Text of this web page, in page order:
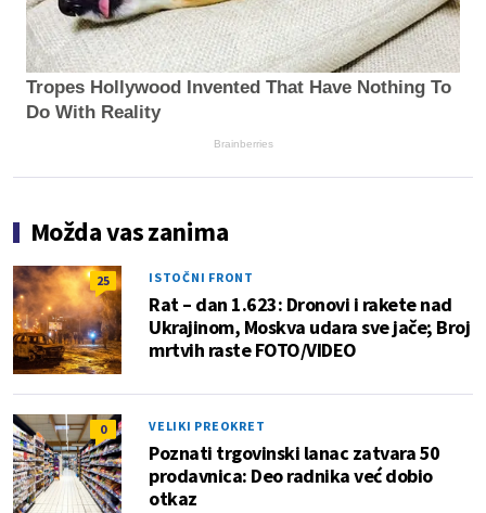
Tropes Hollywood Invented That Have Nothing To
Do With Reality
Brainberries
Možda vas zanima
25 ISTOČNI FRONT
Rat – dan 1.623: Dronovi i rakete nad
Ukrajinom, Moskva udara sve jače; Broj
mrtvih raste FOTO/VIDEO
0 VELIKI PREOKRET
Poznati trgovinski lanac zatvara 50
prodavnica: Deo radnika već dobio
otkaz